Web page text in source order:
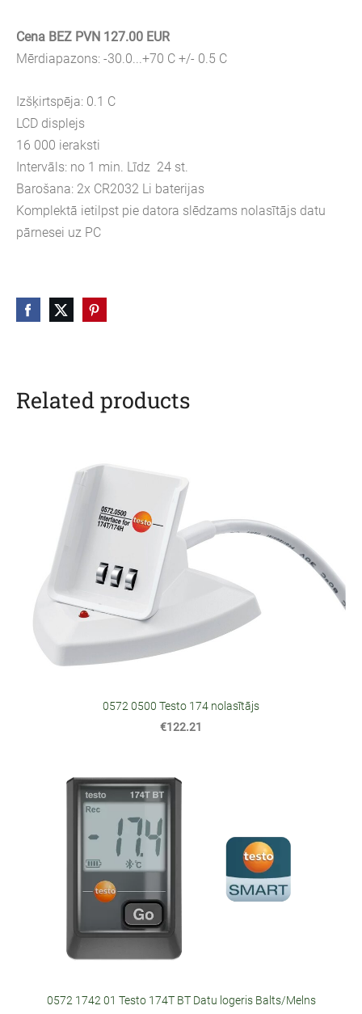
Cena BEZ PVN 127.00 EUR
Mērdiapazons: -30.0...+70 C +/- 0.5 C
Izšķirtspēja: 0.1 C
LCD displejs
16 000 ieraksti
Intervāls: no 1 min. Līdz 24 st.
Barošana: 2x CR2032 Li baterijas
Komplektā ietilpst pie datora slēdzams nolasītājs datu
pārnesei uz PC
Related products
0572 0500 Testo 174 nolasītājs
€122.21
0572 1742 01 Testo 174T BT Datu logeris Balts/Melns